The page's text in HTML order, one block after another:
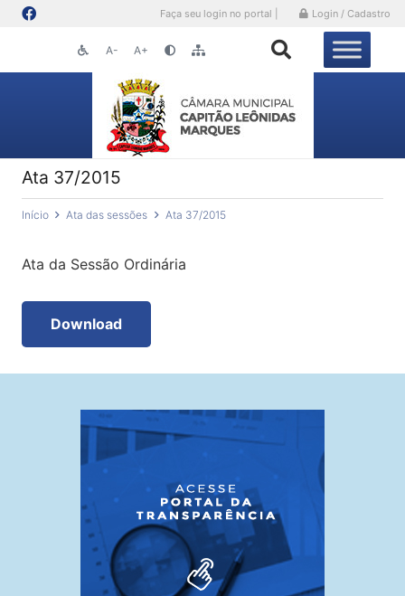
Faça seu login no portal | Login / Cadastro
A- A+
Ata 37/2015
Início Ata das sessões Ata 37/2015
Ata da Sessão Ordinária
Download